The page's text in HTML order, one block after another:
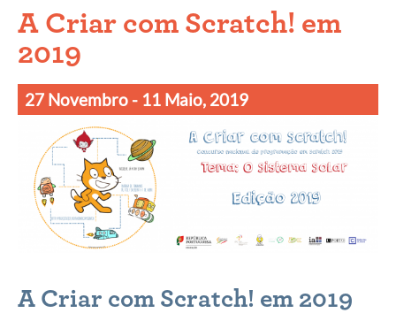
A Criar com Scratch! em
2019
27 Novembro - 11 Maio, 2019
A Criar com Scratch! em 2019